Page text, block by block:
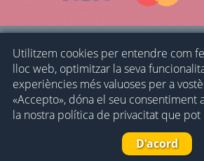
INICI CONDICIONS GENERALS
POLÍTICA DE COOKIES
© 2023 -Museu del Ferrocarril
Fundación de los
Sólo se envían pedidos en el
Utilitzem cookies per entendre com
lloc web, optimitzar la seva
experiències més valuoses per a
«Accepto», dóna el seu consentiment
la nostra política de privacitat que pot
D'acord